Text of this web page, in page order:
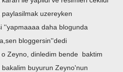
uzereyken
''yapmaaaa daha blogunda
bloggersin''dedi
Zeyno, dinledim bende baktim
buyurun Zeyno'nun